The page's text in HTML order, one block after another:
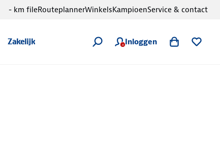
Zakelijk Inloggen
- km fileRouteplannerWinkelsKampioenService & contact